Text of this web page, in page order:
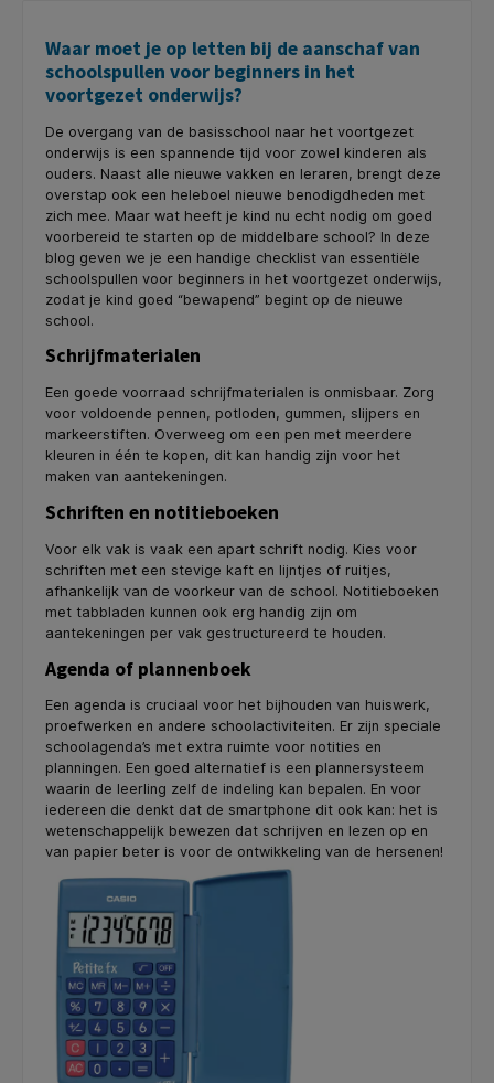
Waar moet je op letten bij de aanschaf van
schoolspullen voor beginners in het
voortgezet onderwijs?
De overgang van de basisschool naar het voortgezet
onderwijs is een spannende tijd voor zowel kinderen als
ouders. Naast alle nieuwe vakken en leraren, brengt deze
overstap ook een heleboel nieuwe benodigdheden met
zich mee. Maar wat heeft je kind nu echt nodig om goed
voorbereid te starten op de middelbare school? In deze
blog geven we je een handige checklist van essentiële
schoolspullen voor beginners in het voortgezet onderwijs,
zodat je kind goed “bewapend” begint op de nieuwe
school.
Schrijfmaterialen
Een goede voorraad schrijfmaterialen is onmisbaar. Zorg
voor voldoende pennen, potloden, gummen, slijpers en
markeerstiften. Overweeg om een pen met meerdere
kleuren in één te kopen, dit kan handig zijn voor het
maken van aantekeningen.
Schriften en notitieboeken
Voor elk vak is vaak een apart schrift nodig. Kies voor
schriften met een stevige kaft en lijntjes of ruitjes,
afhankelijk van de voorkeur van de school. Notitieboeken
met tabbladen kunnen ook erg handig zijn om
aantekeningen per vak gestructureerd te houden.
Agenda of plannenboek
Een agenda is cruciaal voor het bijhouden van huiswerk,
proefwerken en andere schoolactiviteiten. Er zijn speciale
schoolagenda’s met extra ruimte voor notities en
planningen. Een goed alternatief is een plannersysteem
waarin de leerling zelf de indeling kan bepalen. En voor
iedereen die denkt dat de smartphone dit ook kan: het is
wetenschappelijk bewezen dat schrijven en lezen op en
van papier beter is voor de ontwikkeling van de hersenen!